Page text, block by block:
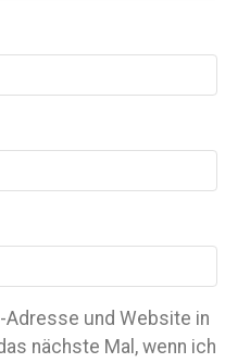
Adresse und Website in
nächste Mal, wenn ich